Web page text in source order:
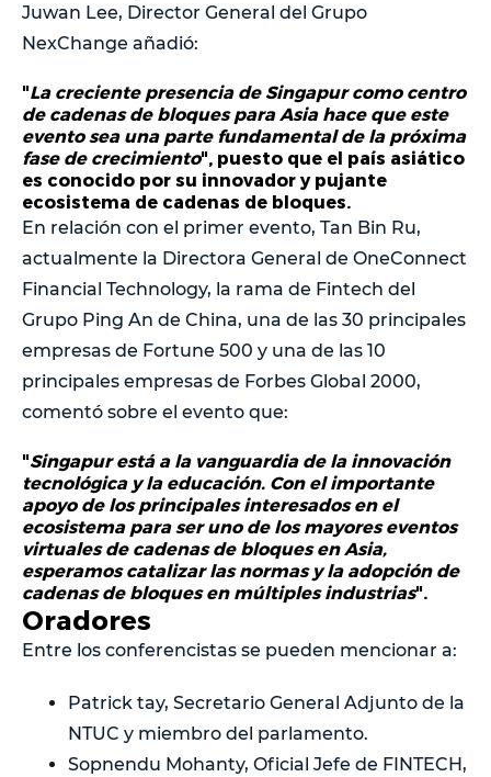
Juwan Lee, Director General del Grupo
NexChange añadió:
"La creciente presencia de Singapur como centro
de cadenas de bloques para Asia hace que este
evento sea una parte fundamental de la próxima
fase de crecimiento", puesto que el país asiático
es conocido por su innovador y pujante
ecosistema de cadenas de bloques.
En relación con el primer evento, Tan Bin Ru,
actualmente la Directora General de OneConnect
Financial Technology, la rama de Fintech del
Grupo Ping An de China, una de las 30 principales
empresas de Fortune 500 y una de las 10
principales empresas de Forbes Global 2000,
comentó sobre el evento que:
"Singapur está a la vanguardia de la innovación
tecnológica y la educación. Con el importante
apoyo de los principales interesados en el
ecosistema para ser uno de los mayores eventos
virtuales de cadenas de bloques en Asia,
esperamos catalizar las normas y la adopción de
cadenas de bloques en múltiples industrias".
Oradores
Entre los conferencistas se pueden mencionar a:
Patrick tay, Secretario General Adjunto de la
NTUC y miembro del parlamento.
Sopnendu Mohanty, Oficial Jefe de FINTECH,